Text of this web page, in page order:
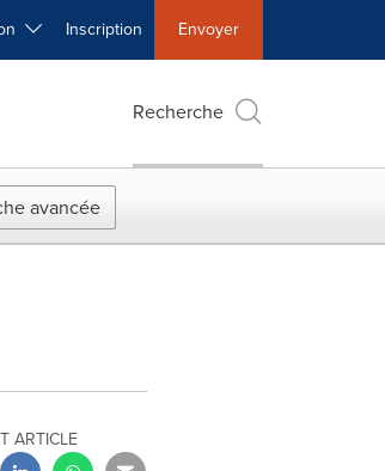
Inscription Envoyer
Recherche
avancée
ARTICLE